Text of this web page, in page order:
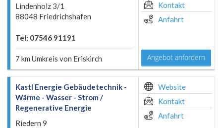
Lindenholz 3/1
88048 Friedrichshafen
Tel: 07546 91191
7 km Umkreis von Eriskirch
Kontakt
Anfahrt
Angebot anfordern
Kastl Energie Gebäudetechnik -
Wärme - Wasser - Strom /
Regenerative Energie
Riedern 9
Website
Kontakt
Anfahrt